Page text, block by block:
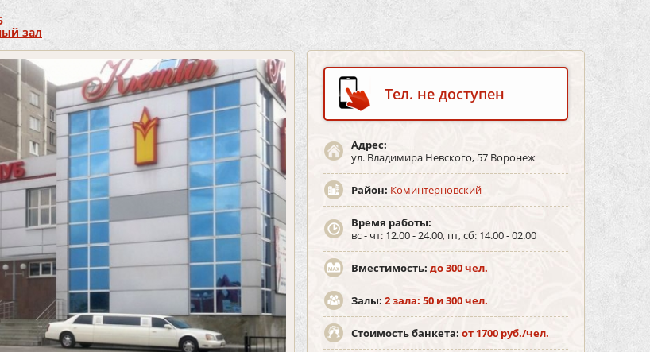
зал
Тел. не доступен
Адрес:
ул. Владимира Невского, 57 Воронеж
Район: Коминтерновский
Время работы:
вс - чт: 12.00 - 24.00, пт, сб: 14.00 - 02.00
Вместимость: до 300 чел.
Залы: 2 зала: 50 и 300 чел.
Стоимость банкета: от 1700 руб./чел.